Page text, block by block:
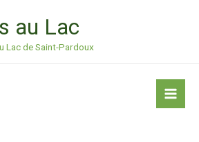
au Lac
Lac de Saint-Pardoux